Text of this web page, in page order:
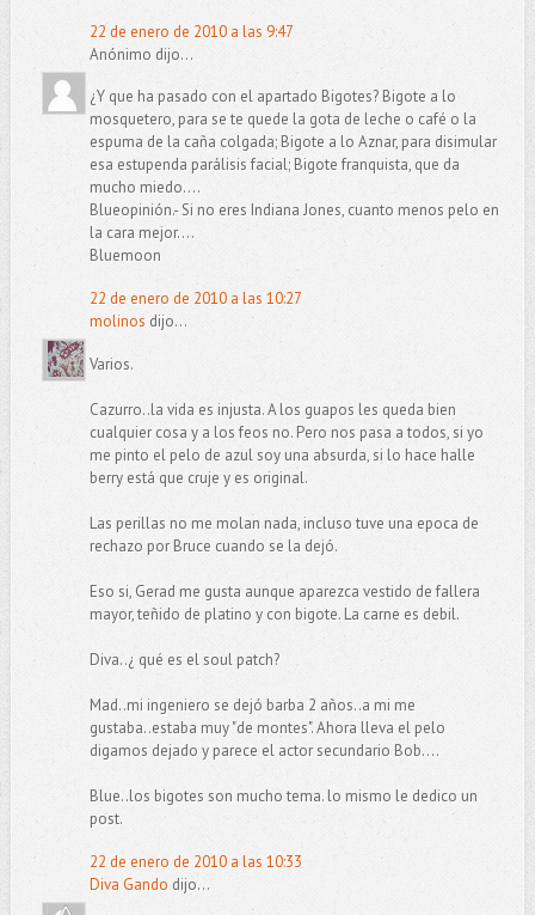
22 de enero de 2010 a las 9:47
Anónimo dijo...
¿Y que ha pasado con el apartado Bigotes? Bigote a lo
mosquetero, para se te quede la gota de leche o café o la
espuma de la caña colgada; Bigote a lo Aznar, para disimular
esa estupenda parálisis facial; Bigote franquista, que da
mucho miedo....
Blueopinión.- Si no eres Indiana Jones, cuanto menos pelo en
la cara mejor....
Bluemoon
22 de enero de 2010 a las 10:27
molinos dijo...
Varios.
Cazurro..la vida es injusta. A los guapos les queda bien
cualquier cosa y a los feos no. Pero nos pasa a todos, si yo
me pinto el pelo de azul soy una absurda, si lo hace halle
berry está que cruje y es original.
Las perillas no me molan nada, incluso tuve una epoca de
rechazo por Bruce cuando se la dejó.
Eso si, Gerad me gusta aunque aparezca vestido de fallera
mayor, teñido de platino y con bigote. La carne es debil.
Diva..¿ qué es el soul patch?
Mad..mi ingeniero se dejó barba 2 años..a mi me
gustaba..estaba muy "de montes". Ahora lleva el pelo
digamos dejado y parece el actor secundario Bob....
Blue..los bigotes son mucho tema. lo mismo le dedico un
post.
22 de enero de 2010 a las 10:33
Diva Gando dijo...